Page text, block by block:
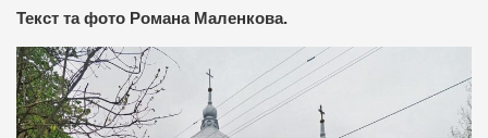
Текст та фото Романа Маленкова.